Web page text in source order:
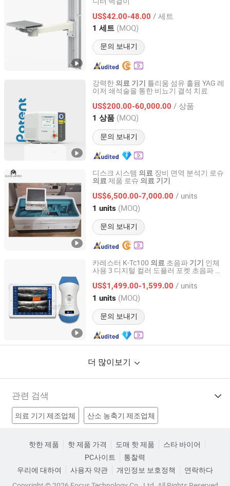
US$42.00-48.00 / 세트
1 세트 (MOQ)
문의 보내기
SHENZHEN TPX CO., LTD.
Guangdong, China 이후 2020
강력한 의료 기기
튤리움 섬유 홀뮴 YAG 레
이저 쇄석술을 통한 비뇨기 결석 치료
US$200.00-60,000.00 / 상품
1 상품 (MOQ)
문의 보내기
GUANGZHOU POTENT MEDICAL EQUIPMENT JOINT-
STOCK CO., LTD.
Guangdong, China 이후 2021
디스크 시스템 의료 장비 면역 분석기 로슈
의료 제품 로슈 의료 기기
US$6,500.00-7,000.00 / units
1 units (MOQ)
문의 보내기
Guangzhou Yinuo Medical Equipment Technology
Services Co., Ltd.
Guangdong, China 이후 2025
카레스터 K-Tc100 의료 초음파 기기
인체
사용 3 디지털 컬러 도플러 포켓 초음파 장
US$1,499.00-1,599.00 / units
1 units (MOQ)
문의 보내기
Karestar Technology (Xuzhou) Co., Ltd.
Jiangsu, China 이후 2024
더 많이보기
관련 검색
의료 기기 제조업체 산소 농축기 제조업체
의료 장비 기기 도구 공장 휴대용 의료 기기 공장
핫한 제품 핫 제품 가격 도매 핫 제품
스타 바이어
PC사이트
통찰력
우리에 대하여
사용자 약관 개인정보 보호정책
연락하다